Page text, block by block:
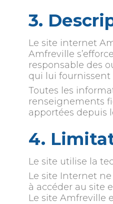
3.
Le site internet
Amfreville
responsable des
qui lui fournissent
Toutes les
renseignements
apportées depuis
4.
Le site utilise la
Le site Internet
à accéder au site
Le site Amfreville